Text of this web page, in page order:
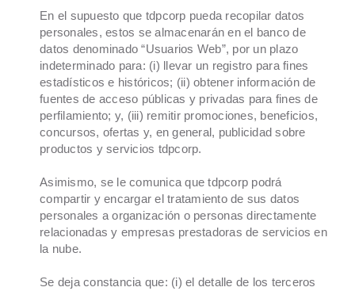
​ En el supuesto que tdpcorp pueda recopilar datos
personales, estos se almacenarán en el banco de
datos denominado “Usuarios Web”, por un plazo
indeterminado para: (i) llevar un registro para fines
estadísticos e históricos; (ii) obtener información de
fuentes de acceso públicas y privadas para fines de
perfilamiento; y, (iii) remitir promociones, beneficios,
concursos, ofertas y, en general, publicidad sobre
productos y servicios tdpcorp.
Asimismo, se le comunica que tdpcorp podrá
compartir y encargar el tratamiento de sus datos
personales a organización o personas directamente
relacionadas y empresas prestadoras de servicios en
la nube.
Se deja constancia que: (i) el detalle de los terceros